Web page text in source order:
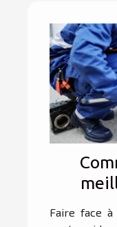
Faire face